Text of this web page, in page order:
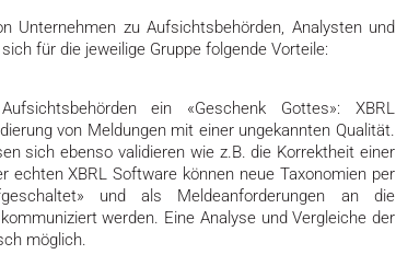
Unternehmen zu Aufsichtsbehörden, Analysten und
für die jeweilige Gruppe folgende Vorteile:
ein «Geschenk Gottes»: XBRL
von Meldungen mit einer ungekannten Qualität.
sich ebenso validieren wie z.B. die Korrektheit einer
echten XBRL Software können neue Taxonomien per
und als Meldeanforderungen an die
werden. Eine Analyse und Vergleiche der
möglich.